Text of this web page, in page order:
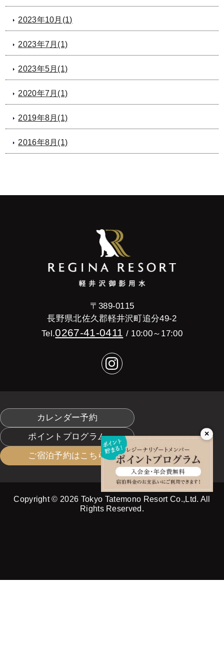
2023年10月(1)
2023年7月(1)
2023年5月(1)
2020年7月(1)
2019年8月(1)
2016年8月(1)
〒389-0115
長野県北佐久郡軽井沢町追分49-2
Tel.0267-41-0411 / 10:00～17:00
カレンダー予約
ポイントプログラム
ご宿泊予約はこちら
Copyright © 2026 Tokyo Tatemono Resort Co.,Ltd. All
Rights Reserved.
×